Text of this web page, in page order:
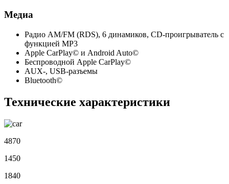
Медиа
Радио AM/FM (RDS), 6 динамиков, CD-проигрыватель с
функцией MP3
Apple CarPlay©️ и Android Auto©️
Беспроводной Apple CarPlay©️
AUX-, USB-разъемы
Bluetooth©️
Технические характеристики
4870
1450
1840